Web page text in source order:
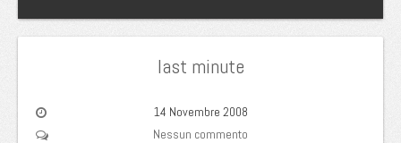
last minute
14 Novembre 2008
Nessun commento